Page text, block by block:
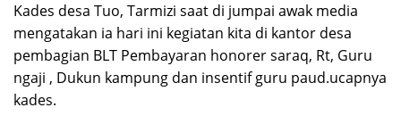
Kades desa Tuo, Tarmizi saat di jumpai awak media
mengatakan ia hari ini kegiatan kita di kantor desa
pembagian BLT Pembayaran honorer saraq, Rt, Guru
ngaji , Dukun kampung dan insentif guru paud.ucapnya
kades.